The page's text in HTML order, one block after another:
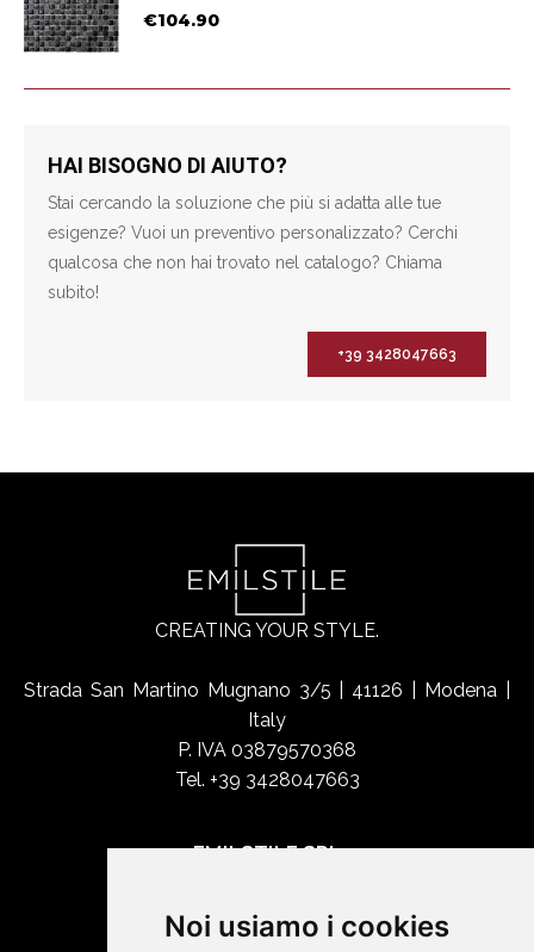
Noi usiamo i cookies
€104.90
HAI BISOGNO DI AIUTO?
Stai cercando la soluzione che più si adatta alle tue
esigenze? Vuoi un preventivo personalizzato? Cerchi
qualcosa che non hai trovato nel catalogo? Chiama
subito!
+39 3428047663
CREATING YOUR STYLE.
Strada San Martino Mugnano 3/5 | 41126 | Modena |
Italy
P. IVA 03879570368
Tel. +39 3428047663
EMILSTILE SRL
Shop Online